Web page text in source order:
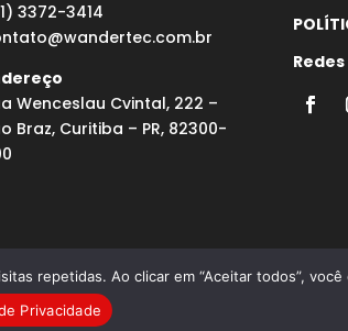
3372-3414
Wenceslau Cvintal, 222 –
Braz, Curitiba – PR, 82300-
e Posicionamento Google
repetidas. Ao clicar em “Aceitar todos”,
Privacidade